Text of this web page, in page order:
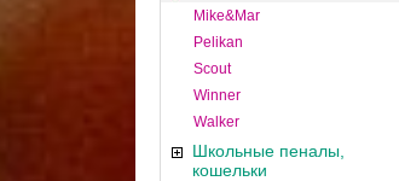
Mike&Mar
Pelikan
Scout
Winner
Walker
Школьные пеналы,
кошельки